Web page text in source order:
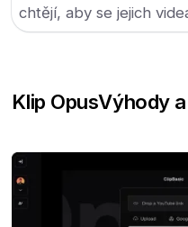
chtějí, aby se jejich
Klip OpusVýhody